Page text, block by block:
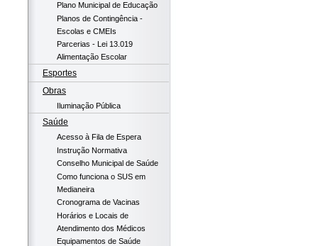
Plano Municipal de Educação
Planos de Contingência -
Escolas e CMEIs
Parcerias - Lei 13.019
Alimentação Escolar
Esportes
Obras
Iluminação Pública
Saúde
Acesso à Fila de Espera
Instrução Normativa
Conselho Municipal de Saúde
Como funciona o SUS em
Medianeira
Cronograma de Vacinas
Horários e Locais de
Atendimento dos Médicos
Equipamentos de Saúde